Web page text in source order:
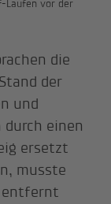
Laufen vor der
die
der
und
einen
ersetzt
musste
entfernt